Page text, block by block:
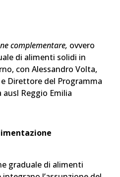
complementare, ovvero
di alimenti solidi in
con Alessandro Volta,
Direttore del Programma
Reggio Emilia
graduale di alimenti